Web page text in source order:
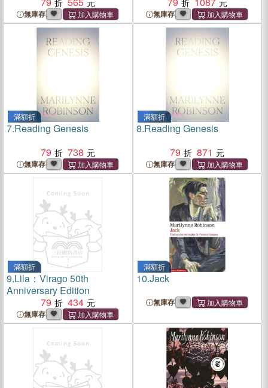
無庫存 無庫存
滿額折
7.Reading Genesis
79
738
無庫存
滿額折
8.Reading Genesis
79
871
無庫存
滿額折
9.Lila：Virago 50th
Anniversary Edition
79
434
無庫存
滿額折
10.Jack
無庫存